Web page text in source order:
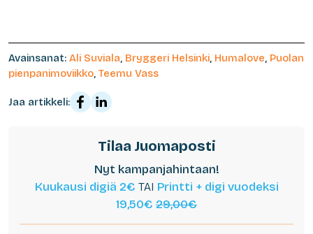
Avainsanat: Ali Suviala, Bryggeri Helsinki, Humalove, Puolan
pienpanimoviikko, Teemu Vass
Jaa artikkeli:
Tilaa Juomaposti
Nyt kampanjahintaan!
Kuukausi digiä 2€ TAI Printti + digi vuodeksi
19,50€ 29,00€